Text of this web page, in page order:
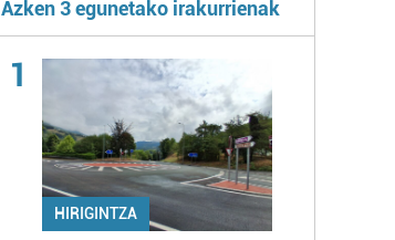
Azken 3 egunetako irakurrienak
1
HIRIGINTZA